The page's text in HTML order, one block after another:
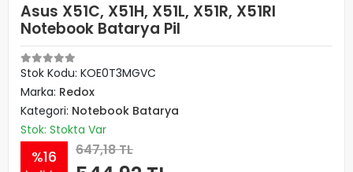
Asus X51C, X51H, X51L, X51R, X51Rl
Notebook Batarya Pil
Stok Kodu: KOE0T3MGVC
Marka: Redox
Kategori: Notebook Batarya
Stok: Stokta Var
%16 647,18 TL